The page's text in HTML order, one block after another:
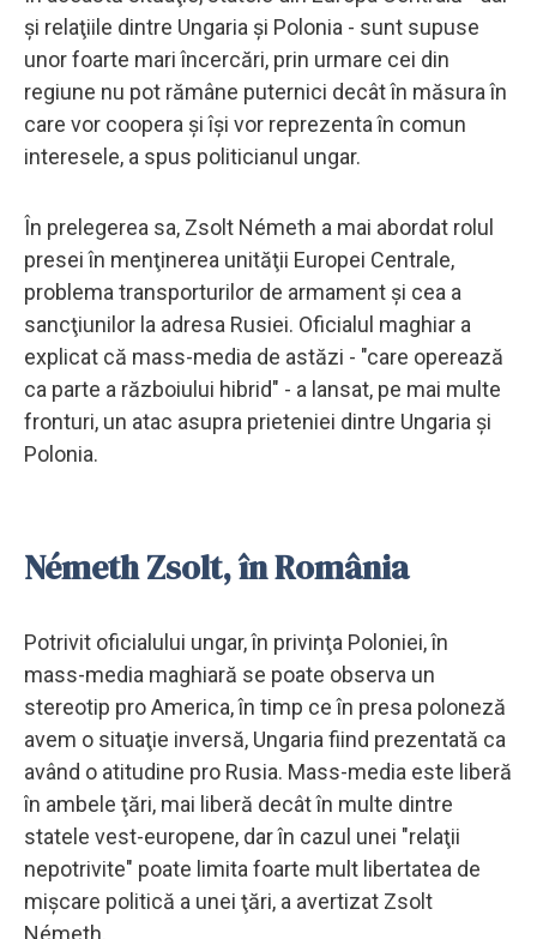
şi relaţiile dintre Ungaria şi Polonia - sunt supuse
unor foarte mari încercări, prin urmare cei din
regiune nu pot rămâne puternici decât în măsura în
care vor coopera şi îşi vor reprezenta în comun
interesele, a spus politicianul ungar.
În prelegerea sa, Zsolt Németh a mai abordat rolul
presei în menţinerea unităţii Europei Centrale,
problema transporturilor de armament şi cea a
sancţiunilor la adresa Rusiei. Oficialul maghiar a
explicat că mass-media de astăzi - "care operează
ca parte a războiului hibrid" - a lansat, pe mai multe
fronturi, un atac asupra prieteniei dintre Ungaria şi
Polonia.
Németh Zsolt, în România
Potrivit oficialului ungar, în privinţa Poloniei, în
mass-media maghiară se poate observa un
stereotip pro America, în timp ce în presa poloneză
avem o situaţie inversă, Ungaria fiind prezentată ca
având o atitudine pro Rusia. Mass-media este liberă
în ambele ţări, mai liberă decât în multe dintre
statele vest-europene, dar în cazul unei "relaţii
nepotrivite" poate limita foarte mult libertatea de
mişcare politică a unei ţări, a avertizat Zsolt
Németh.